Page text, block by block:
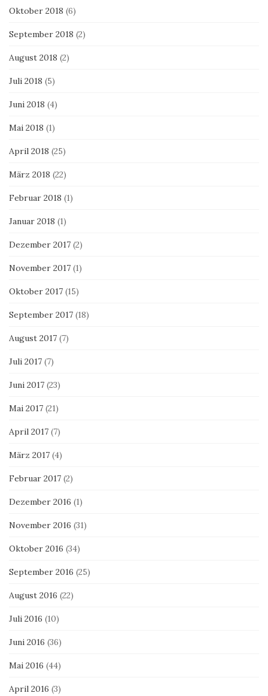
Oktober 2018 (6)
September 2018 (2)
August 2018 (2)
Juli 2018 (5)
Juni 2018 (4)
Mai 2018 (1)
April 2018 (25)
März 2018 (22)
Februar 2018 (1)
Januar 2018 (1)
Dezember 2017 (2)
November 2017 (1)
Oktober 2017 (15)
September 2017 (18)
August 2017 (7)
Juli 2017 (7)
Juni 2017 (23)
Mai 2017 (21)
April 2017 (7)
März 2017 (4)
Februar 2017 (2)
Dezember 2016 (1)
November 2016 (31)
Oktober 2016 (34)
September 2016 (25)
August 2016 (22)
Juli 2016 (10)
Juni 2016 (36)
Mai 2016 (44)
April 2016 (3)